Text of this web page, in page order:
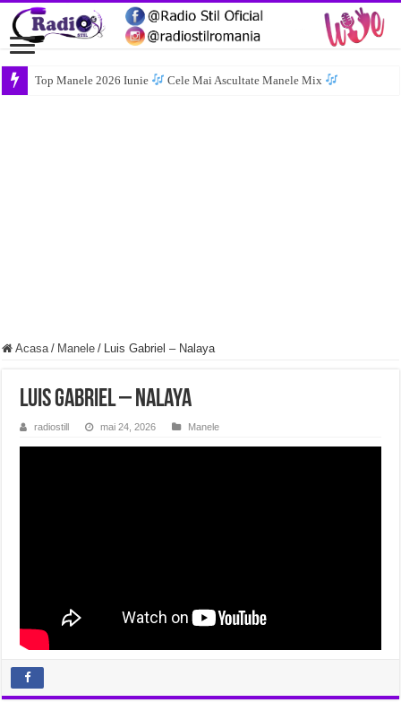
Top Manele 2026 Iunie Cele Mai Ascultate Manele Mix
Acasa / Manele / Luis Gabriel – Nalaya
Luis Gabriel – Nalaya
radiostill mai 24, 2026 Manele